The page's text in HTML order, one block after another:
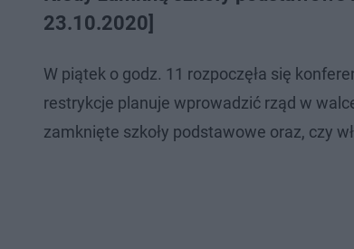
23.10.2020]
W piątek o godz. 11 rozpoczęła się
restrykcje planuje wprowadzić rząd w
zamknięte szkoły podstawowe oraz, czy